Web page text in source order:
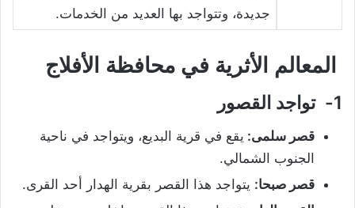
جديدة، وتتواجد بها العديد من الخدمات.
المعالم الأثرية في محافظة الأفلاج
1- تواجد القصور
قصر سلمى: يقع في قرية البديع، ويتواجد في ناحية
الجنوب الشمالي.
قصر صبحا: يتواجد هذا القصر بقرية الهدار أحد القرى.